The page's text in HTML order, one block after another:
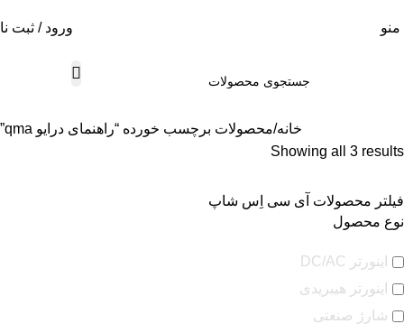
منو ورود / ثبت
خانه محصولات برچسب خورده “راهنمای درایو qma”
Showing all 3 results
فیلتر محصولات آی سی اِس شاپ
نوع محصول
اینورتر DC/AC
اینورتر هیبریدی
شارژ صنعتی